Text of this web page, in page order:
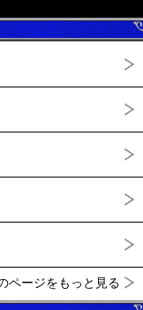
ページをもっと見る